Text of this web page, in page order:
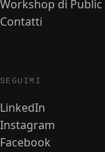
Workshop di Public
Contatti
SEGUIMI
LinkedIn
Instagram
Facebook